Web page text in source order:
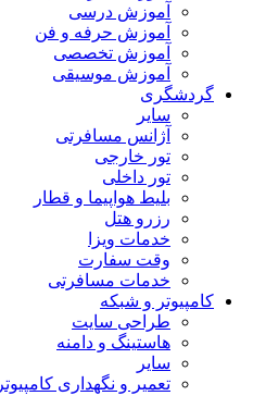
آموزش درسی
آموزش حرفه و فن
آموزش تخصصی
آموزش موسیقی
گردشگری
سایر
آژانس مسافرتی
تور خارجی
تور داخلی
بلیط هواپیما و قطار
رزرو هتل
خدمات ویزا
وقت سفارت
خدمات مسافرتی
کامپیوتر و شبکه
طراحی سایت
هاستینگ و دامنه
سایر
تعمیر و نگهداری کامپیوتر